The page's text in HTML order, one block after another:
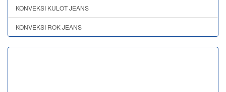
KONVEKSI KULOT JEANS
KONVEKSI ROK JEANS